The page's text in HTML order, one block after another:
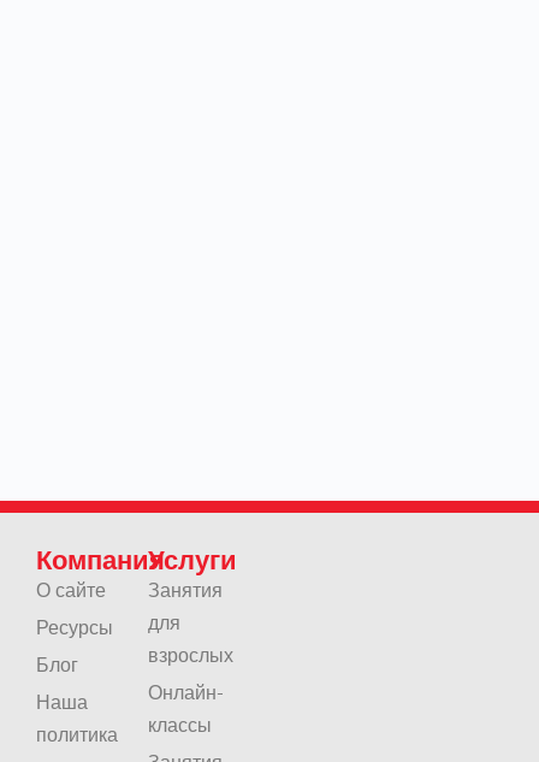
Компания
О сайте
Ресурсы
Блог
Наша
политика
Услуги
Занятия
для
взрослых
Онлайн-
классы